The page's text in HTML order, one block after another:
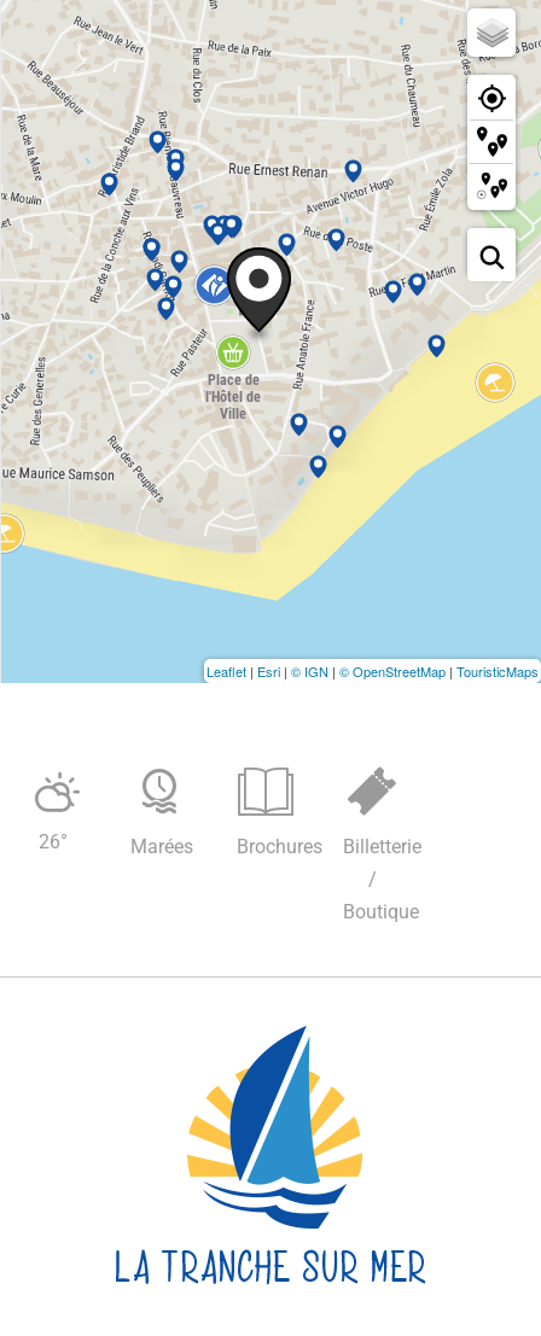
Leaflet | Esri | © IGN | © OpenStreetMap | TouristicMaps
26° Marées Brochures
Billetterie
/
Boutique